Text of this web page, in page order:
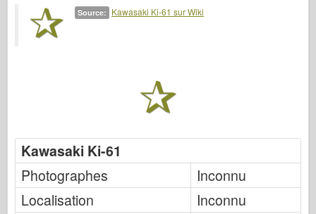
Icm
Tristar
Trompettiste
Zvezda
Source: Kawasaki Ki-61 sur Wiki
Kawasaki Ki-61
Photographes
Inconnu
Localisation
Inconnu